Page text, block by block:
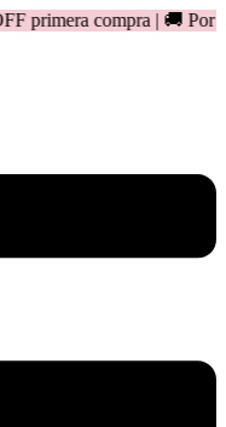
| 🚚 Por compras